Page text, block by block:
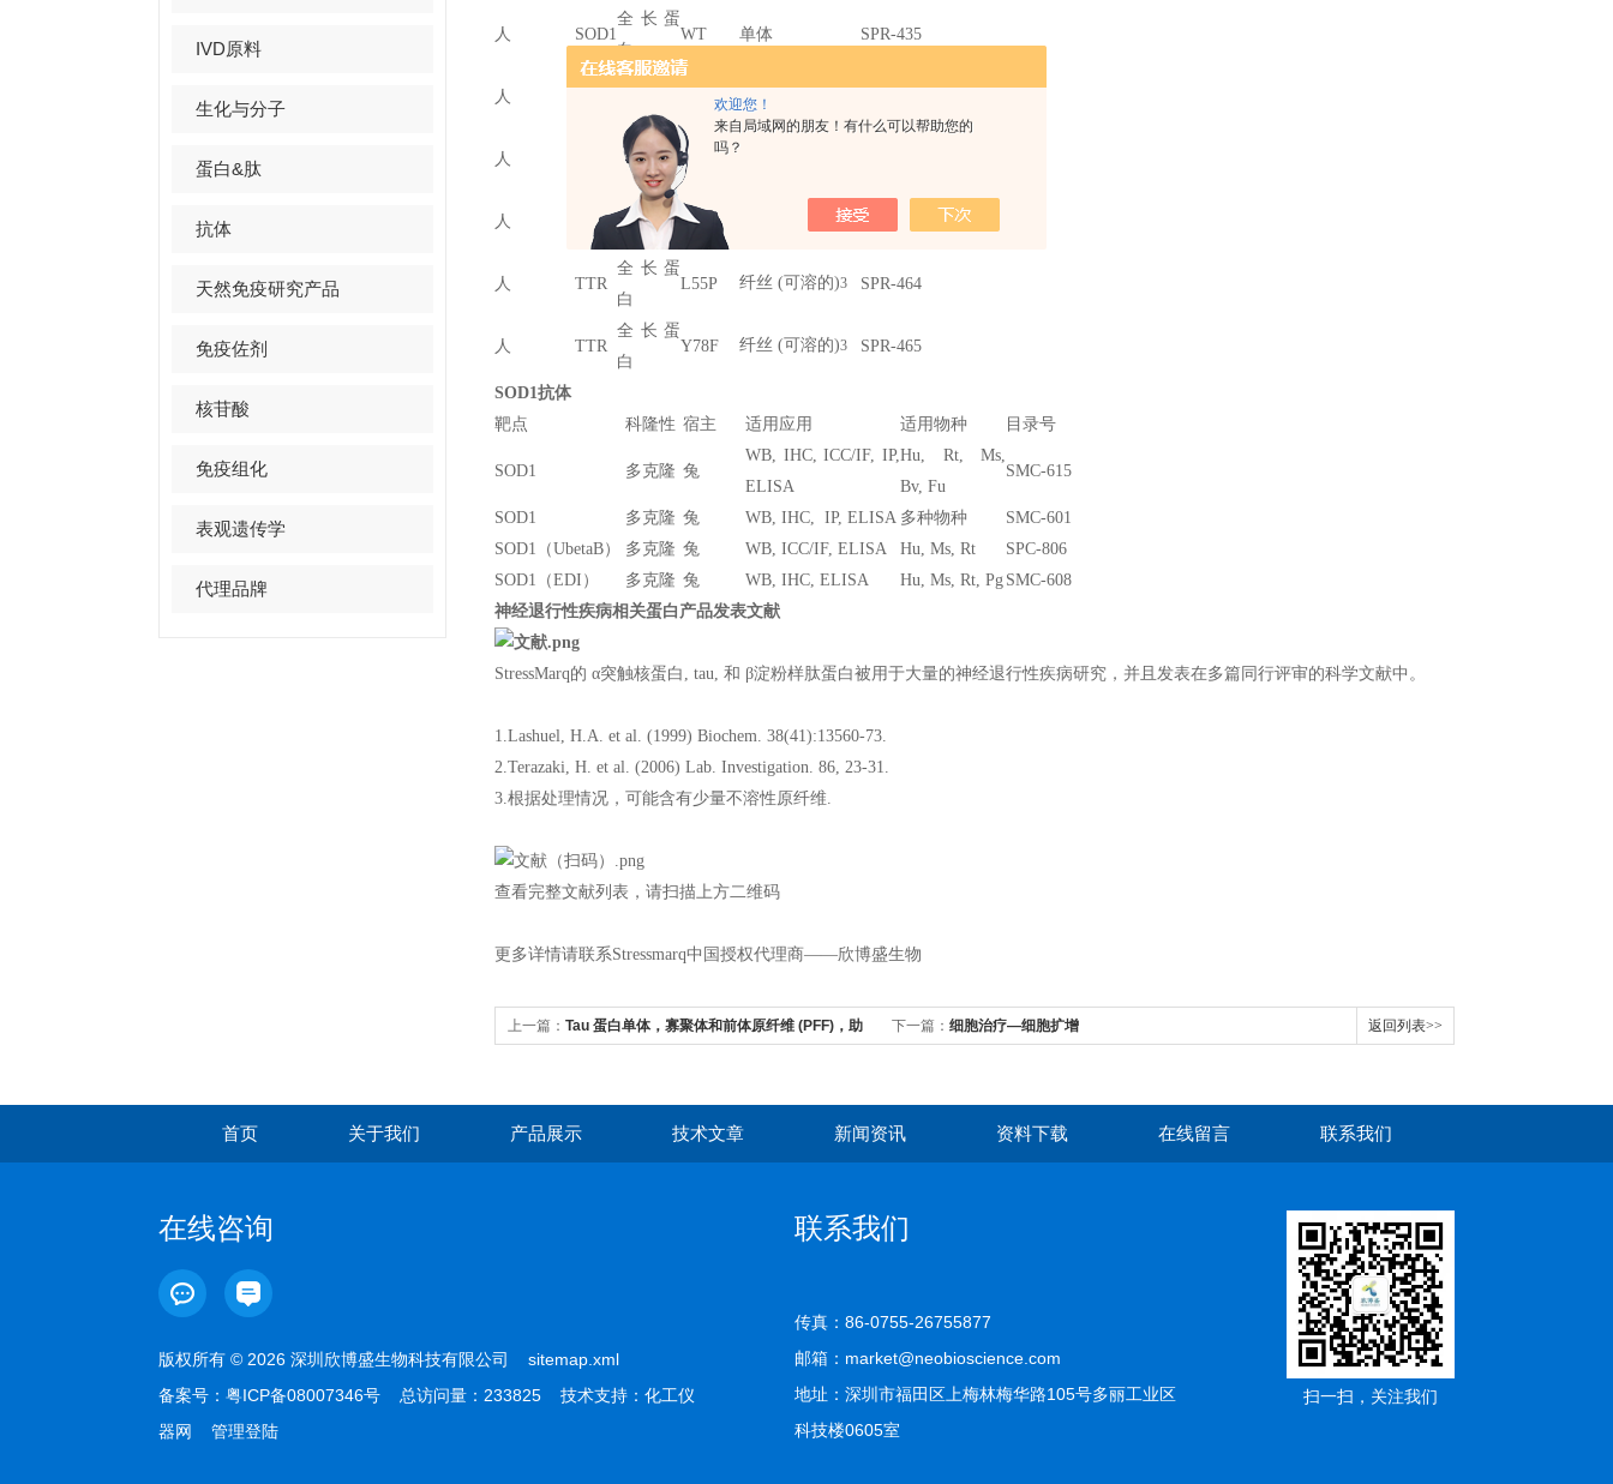
欢迎您！
来自局域网的朋友！有什么可以帮助您的
吗？
IVD原料
生化与分子
蛋白&肽
抗体
天然免疫研究产品
免疫佐剂
核苷酸
免疫组化
表观遗传学
代理品牌
人 SOD1
全长蛋
白
WT 单体 SPR-435
人
全长蛋
前体原纤维
人
全长蛋
白
L55P
人 TTR
全长蛋
Y78F SPR-452
人 TTR
全长蛋
白
L55P 纤丝 (可溶的)3 SPR-464
人 TTR
全长蛋
白
Y78F 纤丝 (可溶的)3 SPR-465
SOD1抗体
靶点
科隆性 宿主 适用应用 适用物种 目录号
SOD1 多克隆 兔
WB, IHC, ICC/IF, IP,
ELISA
Hu, Rt, Ms,
Bv, Fu
SMC-615
SOD1 多克隆 兔 WB, IHC, IP, ELISA 多种物种
SMC-601
SOD1（UbetaB）
多克隆 兔 WB, ICC/IF, ELISA Hu, Ms, Rt
SPC-806
SOD1（EDI）
多克隆 兔 WB, IHC, ELISA Hu, Ms, Rt, Pg SMC-608
神经退行性疾病相关蛋白产品发表文献
StressMarq的 α突触核蛋白, tau, 和 β淀粉样肽蛋白被用于大量的神经退行性疾病研究，并且发表在多篇同行评审的科学文献中。
1.Lashuel, H.A. et al. (1999) Biochem. 38(41):13560-73.
2.Terazaki, H. et al. (2006) Lab. Investigation. 86, 23-31.
3.根据处理情况，可能含有少量不溶性原纤维.
查看完整文献列表，请扫描上方二维码
更多详情请联系Stressmarq中国授权代理商——欣博盛生物
上一篇： Tau 蛋白单体，寡聚体和前体原纤维 (PFF)，助 下一篇： 细胞治疗—细胞扩增 返回列表>>
首页 关于我们 产品展示 技术文章 新闻资讯 资料下载 在线留言 联系我们
在线咨询
版权所有 © 2026 深圳欣博盛生物科技有限公司 sitemap.xml
备案号： 粤ICP备08007346号 总访问量：233825 技术支持： 化工仪
器网
管理登陆
联系我们
传真：86-0755-26755877
邮箱：market@neobioscience.com
地址：深圳市福田区上梅林梅华路105号多丽工业区
科技楼0605室
扫一扫，关注我们